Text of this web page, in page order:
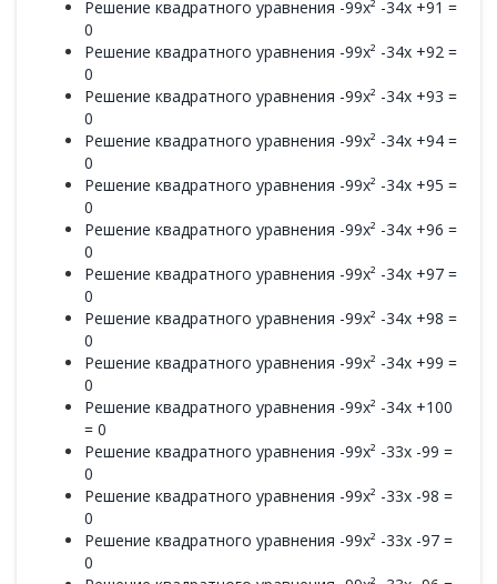
Решение квадратного уравнения -99x² -34x +91 =
0
Решение квадратного уравнения -99x² -34x +92 =
0
Решение квадратного уравнения -99x² -34x +93 =
0
Решение квадратного уравнения -99x² -34x +94 =
0
Решение квадратного уравнения -99x² -34x +95 =
0
Решение квадратного уравнения -99x² -34x +96 =
0
Решение квадратного уравнения -99x² -34x +97 =
0
Решение квадратного уравнения -99x² -34x +98 =
0
Решение квадратного уравнения -99x² -34x +99 =
0
Решение квадратного уравнения -99x² -34x +100
= 0
Решение квадратного уравнения -99x² -33x -99 =
0
Решение квадратного уравнения -99x² -33x -98 =
0
Решение квадратного уравнения -99x² -33x -97 =
0